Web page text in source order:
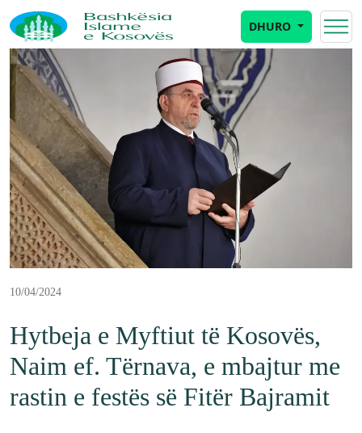
DHURO
10/04/2024
Hytbeja e Myftiut të Kosovës,
Naim ef. Tërnava, e mbajtur me
rastin e festës së Fitër Bajramit